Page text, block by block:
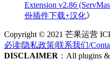
Extension v2.86
份插件下载+汉化》
Copyright © 2021 芒果运营
必读|隐私政策|联系我们/
DISCLAIMER ：All plugins